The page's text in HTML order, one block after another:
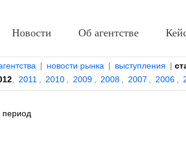
| новости рынка | выступления |
2011 2010 2009 2008 2007 2006
период
Новости Об агентстве